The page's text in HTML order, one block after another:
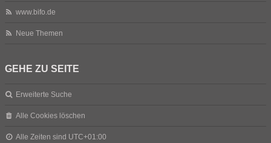
www.bifo.de
Neue Themen
GEHE ZU SEITE
Erweiterte Suche
Alle Cookies löschen
Alle Zeiten sind UTC+01:00